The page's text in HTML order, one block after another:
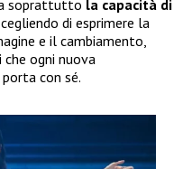
soprattutto la capacità di
di esprimere la
e il cambiamento,
che ogni nuova
con sé.